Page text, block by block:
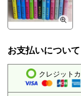
お支払いについて
クレジット